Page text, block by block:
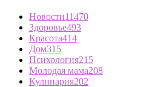
Новости11470
Здоровье493
Красота414
Дом315
Психология215
Молодая мама208
Кулинария202